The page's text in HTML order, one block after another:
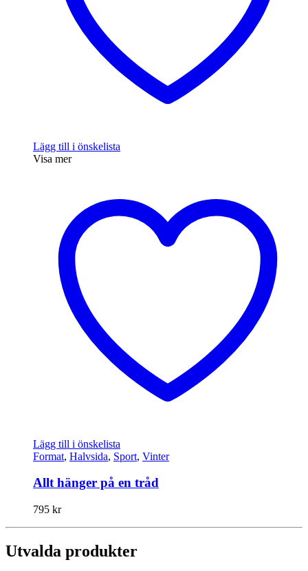
Lägg till i önskelista
Visa mer
Lägg till i önskelista
Format, Halvsida, Sport, Vinter
Allt hänger på en tråd
795 kr
Utvalda produkter